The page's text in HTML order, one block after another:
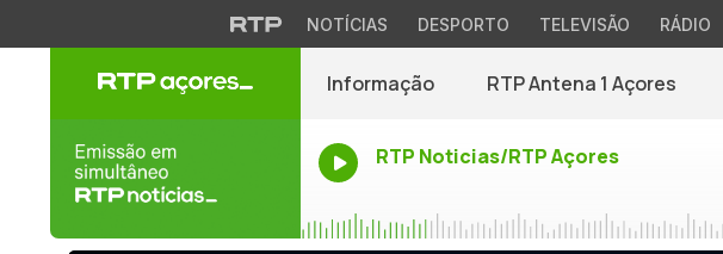
NOTÍCIAS DESPORTO TELEVISÃO RÁDIO
Informação RTP Antena 1 Açores
RTP Noticias/RTP Açores